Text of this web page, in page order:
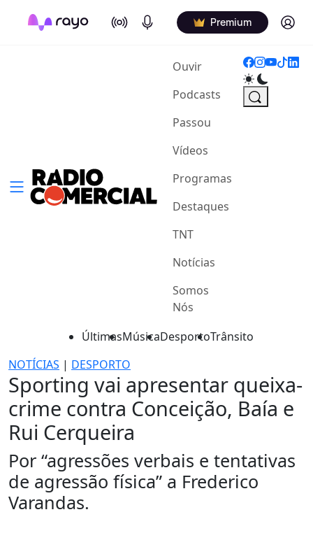
On Air Podcasts Premium Log in
Ouvir(current)
Podcasts
Passou
Vídeos
Programas
Destaques
TNT
Notícias
Somos
Nós
ÚltimasMúsicaDesportoTrânsito
NOTÍCIAS | DESPORTO
Sporting vai apresentar queixa-
crime contra Conceição, Baía e
Rui Cerqueira
Por “agressões verbais e tentativas
de agressão física” a Frederico
Varandas.